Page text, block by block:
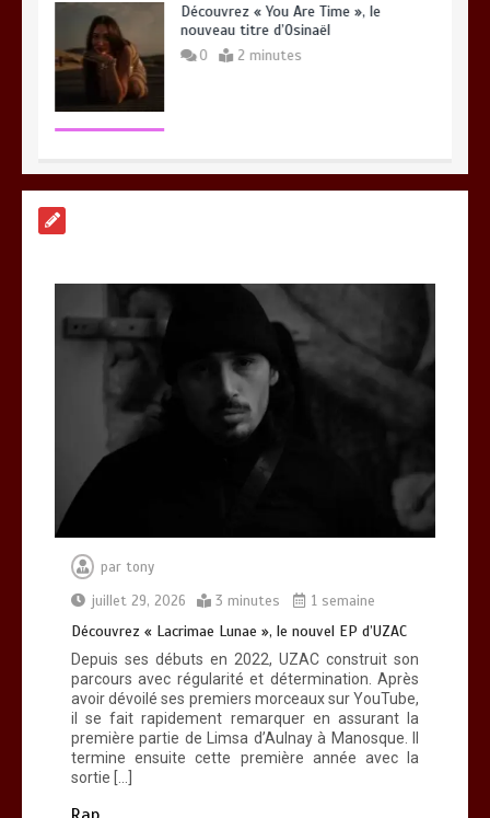
Découvrez « You Are Time », le
nouveau titre d’Osinaël
0 2 minutes
Découvrez « Lacrimae Lunae », le
nouvel EP d’UZAC
3 minutes
Soir 2 »
Découvrez « You Are Time », le
par tony
juillet 29, 2026
3 minutes 1 semaine
Découvrez « Lacrimae Lunae », le nouvel EP d’UZAC
Depuis ses débuts en 2022, UZAC construit son
parcours avec régularité et détermination. Après
avoir dévoilé ses premiers morceaux sur YouTube,
il se fait rapidement remarquer en assurant la
première partie de Limsa d’Aulnay à Manosque. Il
termine ensuite cette première année avec la
sortie […]